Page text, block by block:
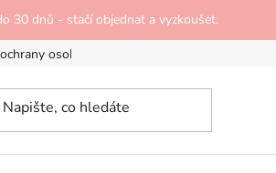
30 dnů - stačí objednat a vyzkoušet.
osobních údajů